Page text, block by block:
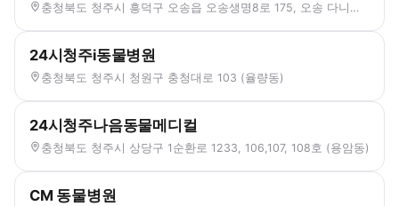
충청북도 청주시 흥덕구 오송읍 오송생명8로 175, 오송 다니엘플라자 2층 204-2, 205호
24시청주i동물병원
충청북도 청주시 청원구 충청대로 103 (율량동)
24시청주나음동물메디컬
충청북도 청주시 상당구 1순환로 1233, 106,107, 108호 (용암동)
CM 동물병원